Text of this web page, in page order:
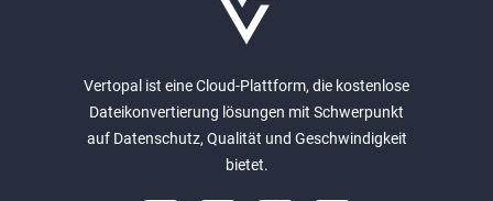
Vertopal ist eine Cloud-Plattform, die kostenlose
Dateikonvertierung lösungen mit Schwerpunkt
auf Datenschutz, Qualität und Geschwindigkeit
bietet.